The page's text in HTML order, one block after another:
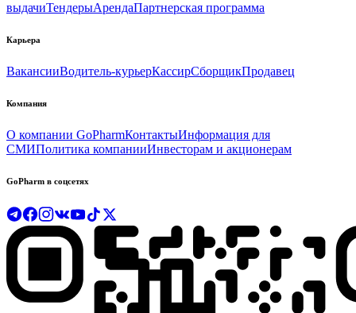
выдачиТендерыАрендаПартнерская программа
Карьера
ВакансииВодитель-курьерКассирСборщикПродавец
Компания
О компании GoPharmКонтактыИнформация для
СМИПолитика компанииИнвесторам и акционерам
GoPharm в соцсетях